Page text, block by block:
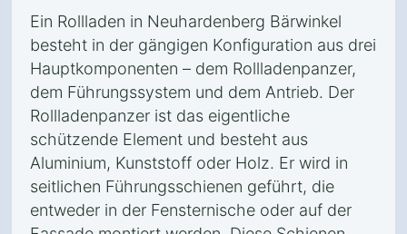
Ein Rollladen in Neuhardenberg Bärwinkel
besteht in der gängigen Konfiguration aus drei
Hauptkomponenten – dem Rollladenpanzer,
dem Führungssystem und dem Antrieb. Der
Rollladenpanzer ist das eigentliche
schützende Element und besteht aus
Aluminium, Kunststoff oder Holz. Er wird in
seitlichen Führungsschienen geführt, die
entweder in der Fensternische oder auf der